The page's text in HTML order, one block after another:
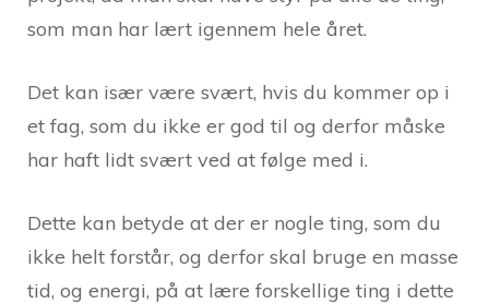
som man har lært igennem hele året.
Det kan især være svært, hvis du kommer op i
et fag, som du ikke er god til og derfor måske
har haft lidt svært ved at følge med i.
Dette kan betyde at der er nogle ting, som du
ikke helt forstår, og derfor skal bruge en masse
tid, og energi, på at lære forskellige ting i dette